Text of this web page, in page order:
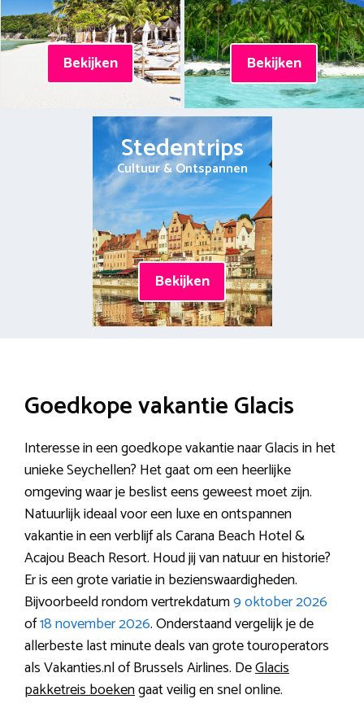
Bekijken Bekijken
Stedentrips
Cultuur & Ontspannen
Bekijken
Goedkope vakantie Glacis
Interesse in een goedkope vakantie naar Glacis in het
unieke Seychellen? Het gaat om een heerlijke
omgeving waar je beslist eens geweest moet zijn.
Natuurlijk ideaal voor een luxe en ontspannen
vakantie in een verblijf als Carana Beach Hotel &
Acajou Beach Resort. Houd jij van natuur en historie?
Er is een grote variatie in bezienswaardigheden.
Bijvoorbeeld rondom vertrekdatum9 oktober 2026
of18 november 2026. Onderstaand vergelijk je de
allerbeste last minute deals van grote touroperators
als Vakanties.nl of Brussels Airlines. DeGlacis
pakketreis boekengaat veilig en snel online.